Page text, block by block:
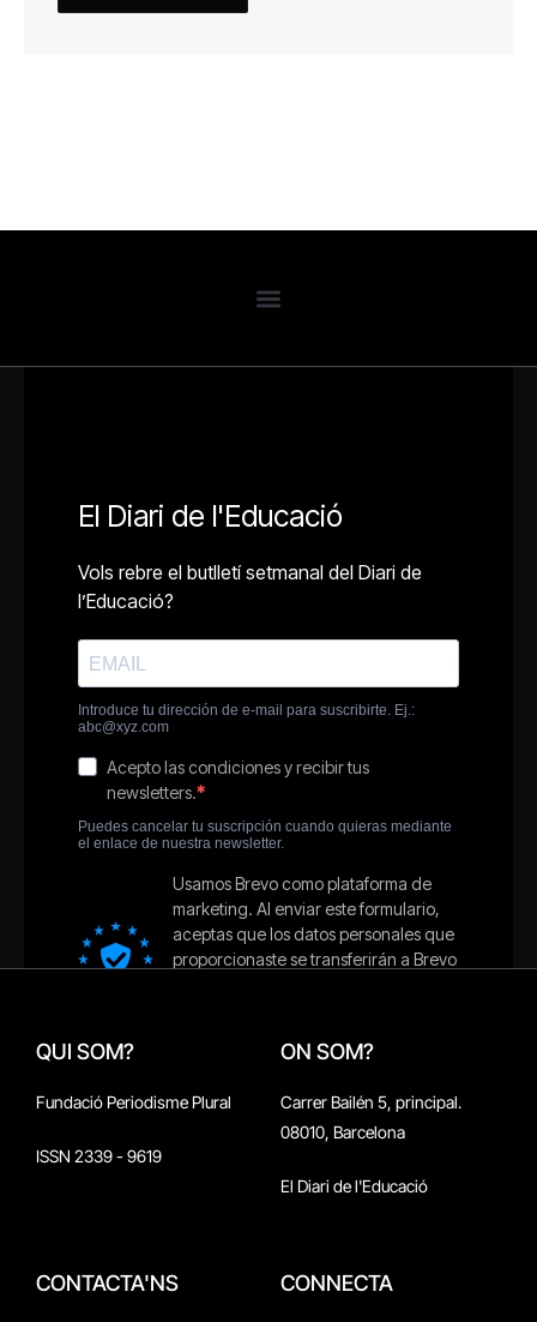
QUI SOM?
Fundació Periodisme Plural
ISSN 2339 - 9619
ON SOM?
Carrer Bailén 5, principal.
08010, Barcelona
El Diari de l'Educació
CONTACTA'NS CONNECTA